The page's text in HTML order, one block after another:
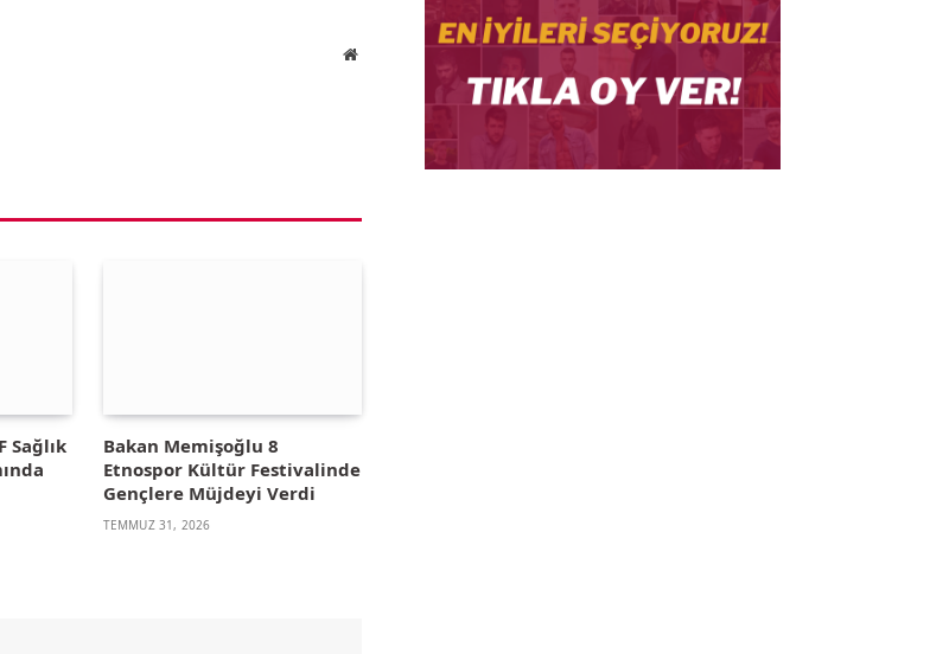
Website
Sağlık
Bakan Memişoğlu 8
Etnospor Kültür Festivalinde
Gençlere Müjdeyi Verdi
TEMMUZ 31, 2026